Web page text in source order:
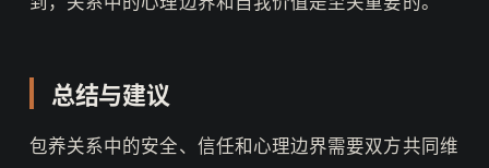
总结与建议
包养关系中的安全、信任和心理边界需要双方共同维